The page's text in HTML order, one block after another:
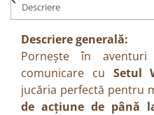
Descriere
Descriere generală:
Pornește în
comunicare cu Setul
jucăria perfectă pentru
de acțiune de până